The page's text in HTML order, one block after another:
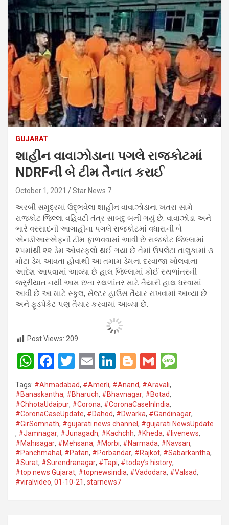
GUJARAT
શાહીન વાવાઝોડાના પગલે રાજકોટમાં
NDRFની બે ટીમ તૈનાત કરાઈ
October 1, 2021 Star News 7
અરબી સમુદ્રમાં ઉદ્ભવેલા શાહીન વાવાઝોડાના ખતરા સામે
રાજકોટ જિલ્લા વહિવટી તંત્ર સાબદુ બની ગયું છે. વાવાઝોડા અને
ભારે વરસાદની આગાહીના પગલે રાજકોટમાં વધારાની બે
એનડીઆરએફની ટીમ ફાળવવામાં આવી છે રાજકોટ જિલ્લામાં
૨૫માંથી ૨૨ ડેમ ઓવરફલો થઈ ગયા છે તેમાં ઉપલેટા તાલુકામાં ૩
મોટા ડેમ આવતા હોવાથી આ તમામ ડેમના દરવાજા ખોલવાના
આદેશ આપવામાં આવ્યા છે હાલ જિલ્લામાં કોઈ સ્થળાંતરની
જરૃરીયાત નથી આમ છતા સ્થળાંતર માટે તૈયારી હાથ ધરવામાં
આવી છે આ માટે સ્કૂલ, સેલ્ટર હાઉસ તૈયાર રાખવામાં આવ્યા છે
અને ફૂડપેકેટ પણ તૈયાર કરવામાં આવ્યા છે.
Post Views: 209
W
h
at
s
A
p
p
F
a
ce
b
o
o
k
T
wi
tt
er
E
m
ail
Li
n
ke
dI
n
Bl
o
g
g
er
G
m
ail
a
g
e
Tags: #Ahmadabad, #Amerli, #Anand, #Aravali,
#Banaskantha​, #Bharuch, #Bhavnagar​, #Botad,
#ChhotaUdaipur, #Corona​, #CoronaCaseInIndia,
#CoronaCaseUpdate, #Dahod​, #Dwarka​, #Gandinagar,
#GirSomnath, #gujarati news channel , #gujarati NewsUpdate
, #Jamnagar​, #Junagadh​, #Kachchh, #Kheda​, #livenews,
#Mahisagar​, #Mehsana, #Morbi, #Narmada, #Navsari​,
#Panchmahal , #Patan​, #Porbandar​, #Rajkot​, #Sabarkantha​,
#Surat​, #Surendranagar, #Tapi​, #today’s history,
#top news Gujarat, #topnewsindia, #Vadodara​, #Valsad​,
#viralvideo, 01-10-21, starnews7